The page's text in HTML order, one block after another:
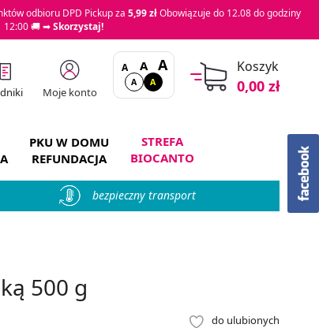
odbioru DPD Pickup za 5,99 złObowiązuje do 12.08 do godziny
12:00 🚚 ➡Skorzystaj!
Moje konto
A A A
A A
Koszyk
0,00 zł
PKU W DOMU
REFUNDACJA
STREFA
BIOCANTO
bezpieczny transport
500 g
do ulubionych